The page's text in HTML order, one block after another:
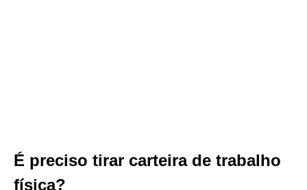
É preciso tirar carteira de trabalho
física?